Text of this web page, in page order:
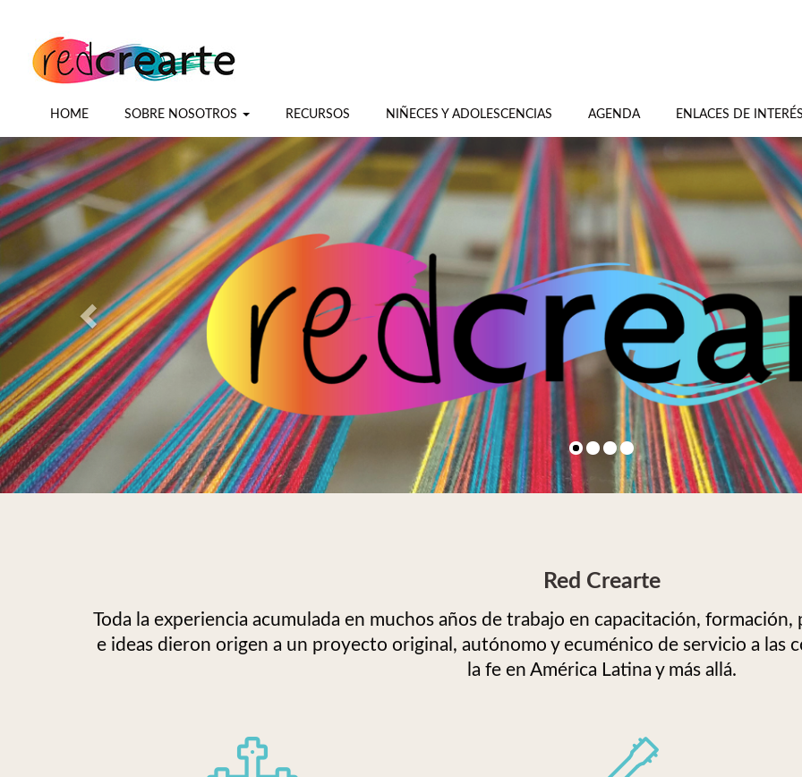
HOME SOBRE NOSOTROS RECURSOS NIÑECES Y ADOLESCENCIAS AGENDA ENLACES DE INTERÉS
Previous
Red Crearte
Toda la experiencia acumulada en muchos años de trabajo en capacitación,
e ideas dieron origen a un proyecto original, autónomo y ecuménico de servicio a las
la fe en América Latina y más allá.